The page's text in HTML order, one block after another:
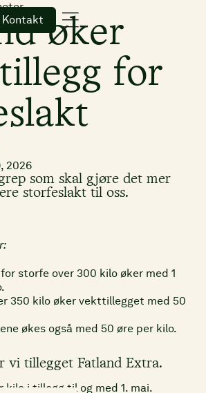
Kontakt øker
for
2026
som skal gjøre det mer
storfeslakt til oss.
storfe over 300 kilo øker med 1
350 kilo øker vekttillegget med 50
økes også med 50 øre per kilo.
vi tillegget Fatland Extra.
kilo i tillegg til og med 1. mai.